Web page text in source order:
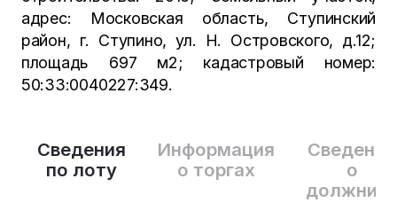
Сведения
по лоту
Информация
о торгах
Сведения
о
адрес: Московская область, Ступинский
район, г. Ступино, ул. Н. Островского, д.12;
площадь 697 м2; кадастровый номер:
50:33:0040227:349.